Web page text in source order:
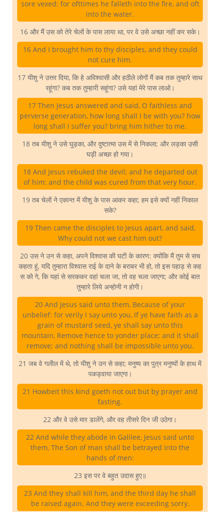
sore vexed: for ofttimes he falleth into the fire, and oft
into the water.
16 और मैं उस को तेरे चेलों के पास लाया था, पर वे उसे अच्छा नहीं कर सके।
16 And I brought him to thy disciples, and they could
not cure him.
17 यीशु ने उत्तर दिया, कि हे अविश्वासी और हठीले लोगों मैं कब तक तुम्हारे साथ
रहूंगा? कब तक तुम्हारी सहूंगा? उसे यहां मेरे पास लाओ।
17 Then Jesus answered and said, O faithless and
perverse generation, how long shall I be with you? how
long shall I suffer you? bring him hither to me.
18 तब यीशु ने उसे घुड़का, और दुष्टात्मा उस में से निकला; और लड़का उसी
घड़ी अच्छा हो गया।
18 And Jesus rebuked the devil; and he departed out
of him: and the child was cured from that very hour.
19 तब चेलों ने एकान्त में यीशु के पास आकर कहा; हम इसे क्यों नहीं निकाल
सके?
19 Then came the disciples to Jesus apart, and said,
Why could not we cast him out?
20 उस ने उन से कहा, अपने विश्वास की घटी के कारण: क्योंकि मैं तुम से सच
कहता हूं, यदि तुम्हारा विश्वास राई के दाने के बराबर भी हो, तो इस पहाड़ से कह
स को गे, कि यहां से सरककर वहां चला जा, तो वह चला जाएगा; और कोई बात
तुम्हारे लिये अन्होनी न होगी।
20 And Jesus said unto them, Because of your
unbelief: for verily I say unto you, If ye have faith as a
grain of mustard seed, ye shall say unto this
mountain, Remove hence to yonder place; and it shall
remove; and nothing shall be impossible unto you.
21 जब वे गलील में थे, तो यीशु ने उन से कहा; मनुष्य का पुत्र मनुष्यों के हाथ में
पकड़वाया जाएगा।
21 Howbeit this kind goeth not out but by prayer and
fasting.
22 और वे उसे मार डालेंगे, और वह तीसरे दिन जी उठेगा।
22 And while they abode in Galilee, Jesus said unto
them, The Son of man shall be betrayed into the
hands of men:
23 इस पर वे बहुत उदास हुए॥
23 And they shall kill him, and the third day he shall
be raised again. And they were exceeding sorry.